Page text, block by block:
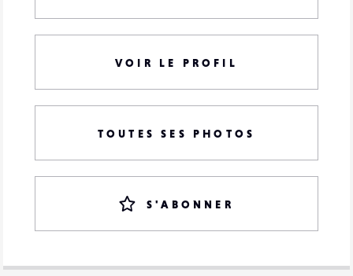
VOIR LE PROFIL
TOUTES SES PHOTOS
S'ABONNER